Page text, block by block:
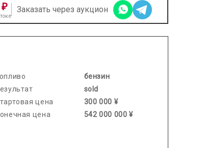
₽ Заказать через аукцион
бензин
sold
цена
300 000 ¥
цена
542 000 000 ¥